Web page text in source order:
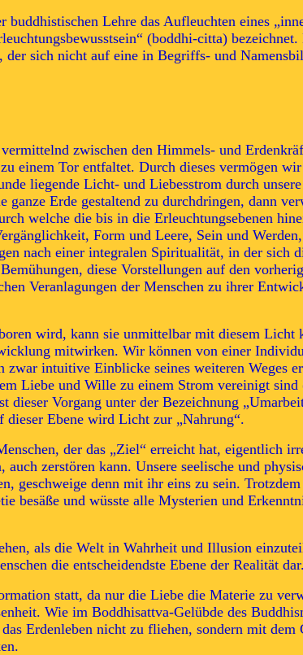
Lehre das Aufleuchten eines
(boddhi-citta)
sich nicht auf eine in Begriffs- und
zwischen den Himmels- und
einem Tor entfaltet. Durch dieses vermögen
liegende Licht- und Liebesstrom durch
Erde gestaltend zu durchdringen, dann
welche die bis in die Erleuchtungsebenen
Form und Leere, Sein und
nach einer integralen Spiritualität, in der sich
diese Vorstellungen auf den
Veranlagungen der Menschen zu ihrer
wird, kann sie unmittelbar mit diesem Licht
mitwirken. Wir können von einer
zwar intuitive Einblicke seines weiteren Weges
Liebe und Wille zu einem Strom vereinigt
Vorgang unter der Bezeichnung
Ebene wird Licht zur „Nahrung“.
der das „Ziel“ erreicht hat, eigentlich
zerstören kann. Unsere seelische und
geschweige denn mit ihr eins zu sein.
besäße und wüsste alle Mysterien und
als die Welt in Wahrheit und Illusion
die entscheidendste Ebene der Realität dar.
statt, da nur die Liebe die Materie zu
Wie im Boddhisattva-Gelübde des
Erdenleben nicht zu fliehen, sondern mit